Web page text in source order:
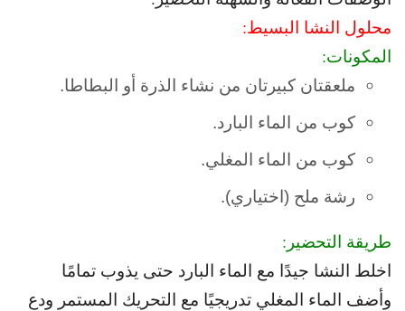
محلول النشا البسيط:
المكونات:
ملعقتان كبيرتان من نشاء الذرة أو البطاطا.
كوب من الماء البارد.
كوب من الماء المغلي.
رشة ملح (اختياري).
طريقة التحضير:
اخلط النشا جيدًا مع الماء البارد حتى يذوب تمامًا
وأضف الماء المغلي تدريجيًا مع التحريك المستمر ودع